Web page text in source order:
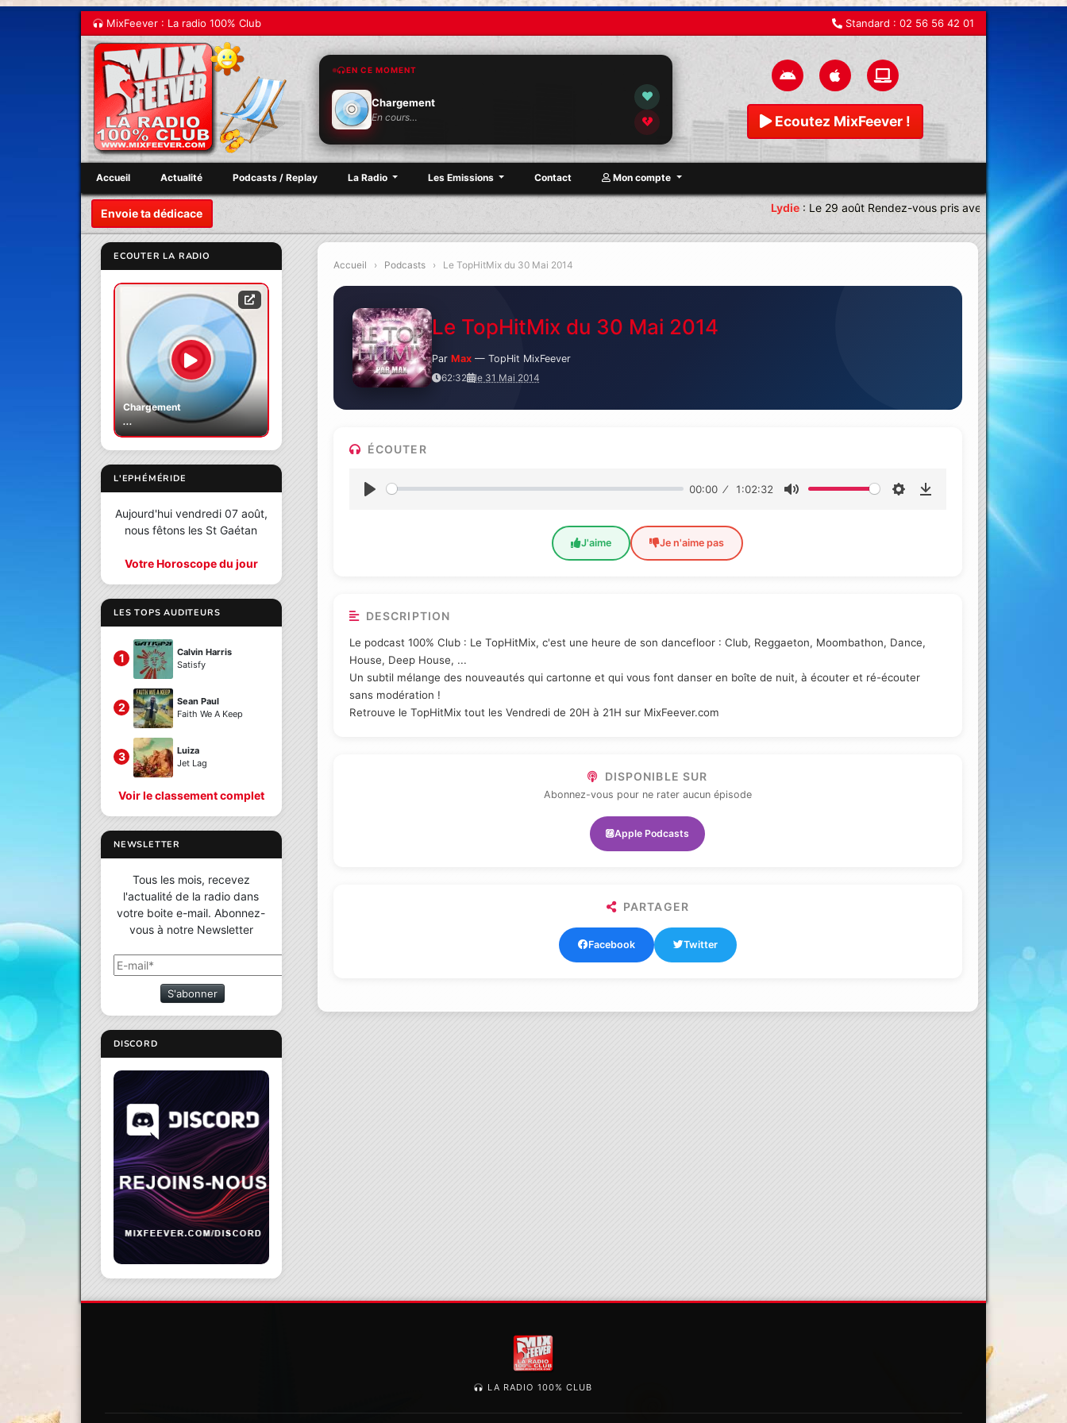
MixFeever : La radio 100% Club Standard : 02 56 56 42 01
EN CE MOMENT
Chargement
En cours… Ecoutez MixFeever !
Accueil Actualité Podcasts / Replay La Radio Les Emissions Contact Mon compte
Envoie ta dédicace Lydie:Le 29 août Rendez-vous pris avec une équipe
ECOUTER LA RADIO
Chargement
...
L'EPHÉMÉRIDE
Aujourd'hui vendredi 07 août,
nous fêtons les St Gaétan
Votre Horoscope du jour
LES TOPS AUDITEURS
1
Calvin Harris
Satisfy
2
Sean Paul
Faith We A Keep
3
Luiza
Jet Lag
Voir le classement complet
NEWSLETTER
Tous les mois, recevez
l'actualité de la radio dans
votre boite e-mail. Abonnez-
vous à notre Newsletter
S'abonner
DISCORD
Accueil › Podcasts › Le TopHitMix du 30 Mai 2014
Le TopHitMix du 30 Mai 2014
Par Max— TopHit MixFeever
62:32
le 31 Mai 2014
ÉCOUTER
00:00 1:02:32
J'aime Je n'aime pas
DESCRIPTION
Le podcast 100% Club : Le TopHitMix, c'est une heure de son dancefloor : Club, Reggaeton, Moombathon, Dance,
House, Deep House, ...
Un subtil mélange des nouveautés qui cartonne et qui vous font danser en boîte de nuit, à écouter et ré-écouter
sans modération !
Retrouve le TopHitMix tout les Vendredi de 20H à 21H sur MixFeever.com
DISPONIBLE SUR
Abonnez-vous pour ne rater aucun épisode
Apple Podcasts
PARTAGER
Facebook Twitter
LA RADIO 100% CLUB